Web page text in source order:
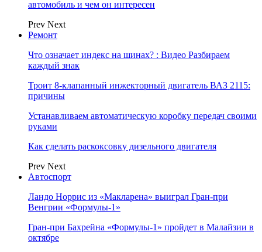
автомобиль и чем он интересен
Prev Next
Ремонт
Что означает индекс на шинах? : Видео Разбираем
каждый знак
Троит 8-клапанный инжекторный двигатель ВАЗ 2115:
причины
Устанавливаем автоматическую коробку передач своими
руками
Как сделать раскоксовку дизельного двигателя
Prev Next
Автоспорт
Ландо Норрис из «Макларена» выиграл Гран‑при
Венгрии «Формулы‑1»
Гран‑при Бахрейна «Формулы‑1» пройдет в Малайзии в
октябре